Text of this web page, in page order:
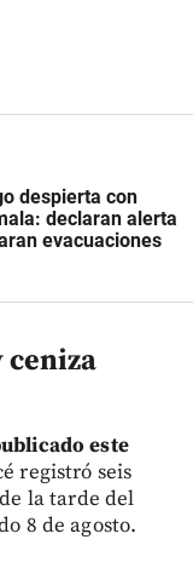
despierta con
declaran alerta
evacuaciones
ceniza
este
registró seis
la tarde del
8 de agosto.